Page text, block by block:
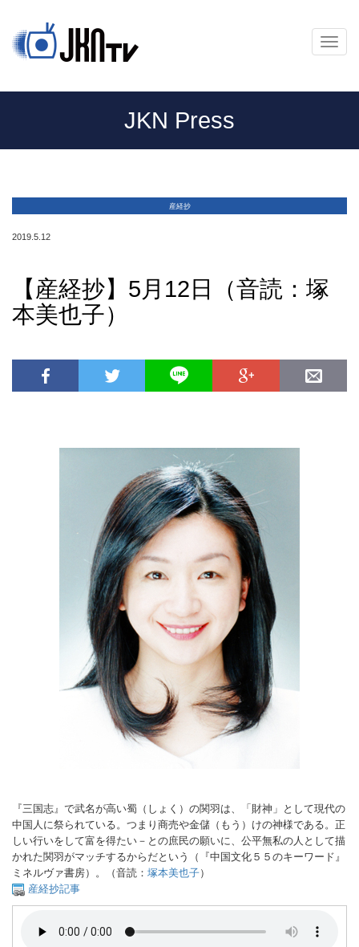
メ
ニ
ー
JKN Press
産経抄
2019.5.12
【産経抄】5月12日（音読：塚
本美也子）
『三国志』で武名が高い蜀（しょく）の関羽は、「財神」として現代の
中国人に祭られている。つまり商売や金儲（もう）けの神様である。正
しい行いをして富を得たい－との庶民の願いに、公平無私の人として描
かれた関羽がマッチするからだという（『中国文化５５のキーワード』
ミネルヴァ書房）。（音読： 塚本美也子）
産経抄記事